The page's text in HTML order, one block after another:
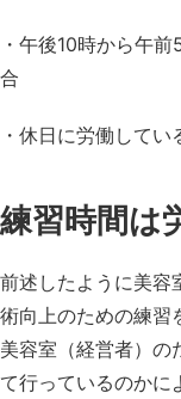
・午後10時から午
合
・休日に労働してい
練習時間は
前述したように美容
術向上のための練習
美容室（経営者）の
て行っているのかに